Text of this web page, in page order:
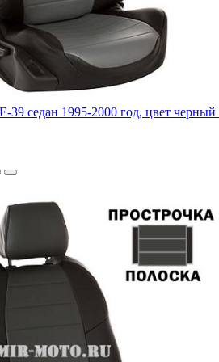
39 седан 1995-2000 год, цвет